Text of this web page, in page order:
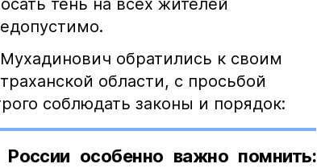
тень на всех жителей
обратились к своим
области, с просьбой
соблюдать законы и порядок:
особенно важно помнить: